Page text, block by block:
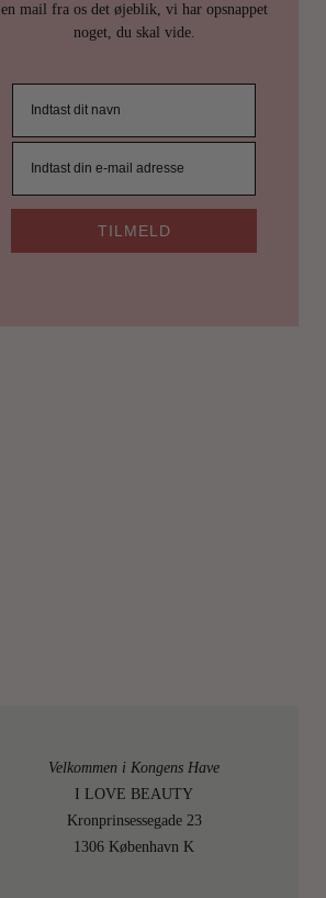
en mail fra os det øjeblik, vi har opsnappet
noget, du skal vide.
TILMELD
Velkommen i Kongens Have
I LOVE BEAUTY
Kronprinsessegade 23
1306 København K